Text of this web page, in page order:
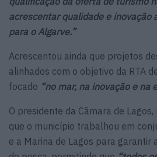
acrescentar qualidade e inovação
para o Algarve.”
Acrescentou ainda que projetos
alinhados com o objetivo da RTA
focado “no mar, na inovação e na
O presidente da Câmara de
que o município trabalhou em
e a Marina de Lagos para garantir